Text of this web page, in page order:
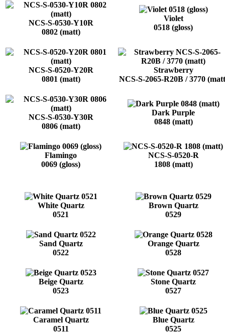
NCS-S-0530-Y10R
0802 (matt)
Violet
0518 (gloss)
NCS-S-0520-Y20R
0801 (matt)
Strawberry
NCS-S-2065-R20B / 3770
NCS-S-0530-Y30R
0806 (matt)
Dark Purple
0848 (matt)
Flamingo
0069 (gloss)
NCS-S-0520-R
1808 (matt)
White Quartz
0521
Brown Quartz
0529
Sand Quartz
0522
Orange Quartz
0528
Beige Quartz
0523
Stone Quartz
0527
Caramel Quartz
0511
Blue Quartz
0525